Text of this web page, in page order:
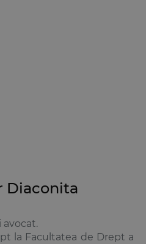
Diaconita
avocat.
la Facultatea de Drept a